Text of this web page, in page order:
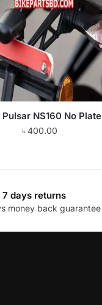
Pulsar NS160 No Plate
৳ 400.00
7 days returns
money back guarantee